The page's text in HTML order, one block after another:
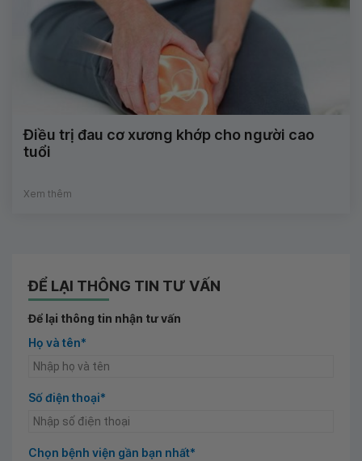
Điều trị đau cơ xương khớp cho người cao
tuổi
Xem thêm
ĐỂ LẠI THÔNG TIN TƯ VẤN
Để lại thông tin nhận tư vấn
Họ và tên*
Số điện thoại*
Chọn bệnh viện gần bạn nhất*